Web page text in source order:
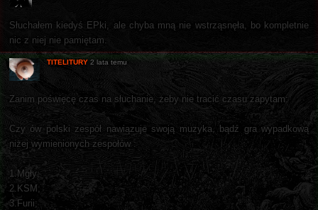
Słuchałem kiedyś EPki, ale chyba mną nie wstrząsnęła, bo kompletnie
nic z niej nie pamiętam.
TITELITURY 2 lata temu
Zanim poświęcę czas na słuchanie, żeby nie tracić czasu zapytam:
Czy ów polski zespół nawiązuje swoją muzyka, bądź gra wypadkową
niżej wymienionych zespołów :
1.Mgły;
2.KSM;
3.Furii;